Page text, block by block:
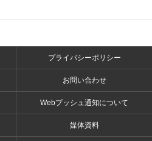
プライバシーポリシー
お問い合わせ
Webプッシュ通知について
媒体資料